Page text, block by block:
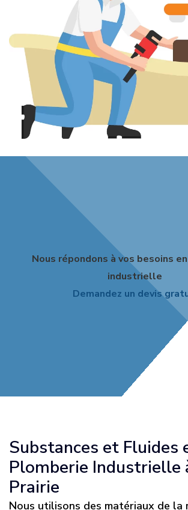
Nous répondons à vos besoins
industrielle
Demandez un devis
Substances et Fluides
Plomberie Industrielle
Prairie
Nous utilisons des matériaux de la